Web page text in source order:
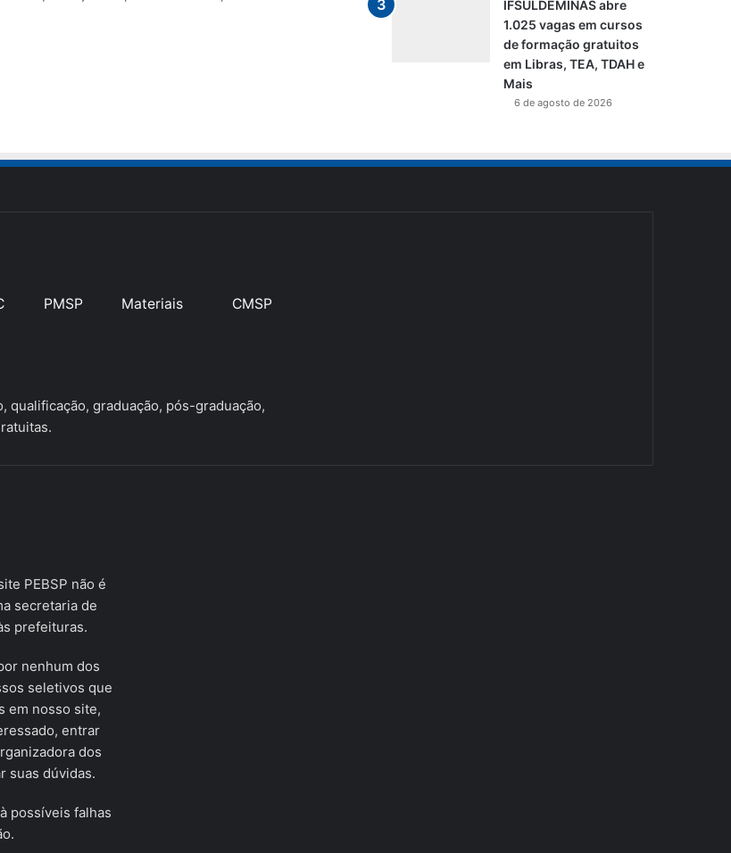
IFSULDEMINAS abre
1.025 vagas em cursos
de formação gratuitos
em Libras, TEA, TDAH e
Mais
6 de agosto de 2026
PMSP Materiais CMSP
qualificação, graduação, pós-graduação,
PEBSP não é
secretaria de
prefeituras.
nenhum dos
seletivos que
em nosso site,
entrar
dos
suas dúvidas.
possíveis falhas